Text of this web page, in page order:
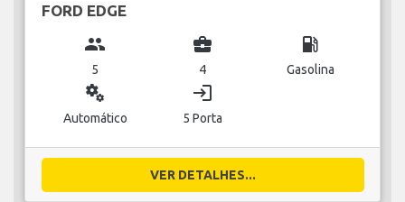
FORD EDGE
group
5
business_center
4
local_gas_station
Gasolina
miscellaneous_services
Automático
login
5 Porta
VER DETALHES...